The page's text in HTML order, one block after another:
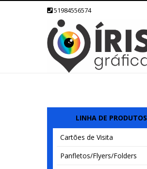
51984556574
LINHA DE PRODUTOS
Cartões de Visita
Panfletos/Flyers/Folders